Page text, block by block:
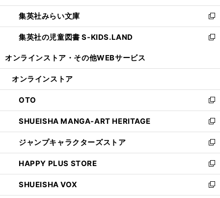
開
く
ウ
で
開
く
ン
ド
ウ
で
ウ
ィ
ン
ド
開
集英社みらい文庫
新
し
い
ン
ウ
で
開
く
集英社の児童図書 S-KIDS.LAND
新
ウ
ン
ド
ウ
で
開
く
オンラインストア・ その他WEBサービス
オンラインストア
OTO
新
し
い
ウ
ィ
ン
ド
ウ
で
開
SHUEISHA MANGA-ART HERITAGE
新
し
い
ウ
ィ
ン
ド
ウ
ジャンプキャラクターズストア
新
し
い
ウ
ィ
ン
HAPPY PLUS STORE
新
し
い
SHUEISHA VOX
新